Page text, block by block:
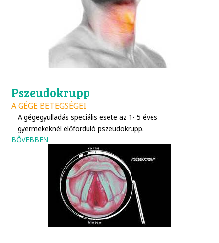
Pszeudokrupp
A GÉGE BETEGSÉGEI
A gégegyulladás speciális esete az 1- 5 éves
gyermekeknél előforduló pszeudokrupp.
BŐVEBBEN